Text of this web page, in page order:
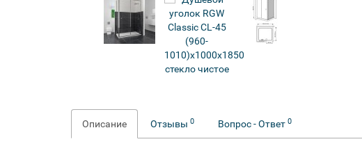
Описание Отзывы 0 Вопрос - Ответ 0